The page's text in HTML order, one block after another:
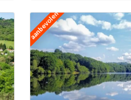
aanbevolen